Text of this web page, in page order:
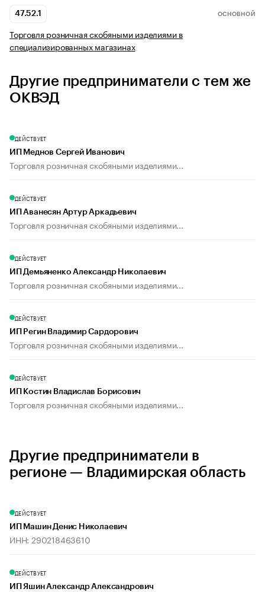
47.52.1 ОСНОВНОЙ
Торговля розничная скобяными изделиями в
специализированных магазинах
Другие предприниматели с тем же
ОКВЭД
ДЕЙСТВУЕТ
ИП Меднов Сергей Иванович
Торговля розничная скобяными изделиями...
ДЕЙСТВУЕТ
ИП Аванесян Артур Аркадьевич
Торговля розничная скобяными изделиями...
ДЕЙСТВУЕТ
ИП Демьяненко Александр Николаевич
Торговля розничная скобяными изделиями...
ДЕЙСТВУЕТ
ИП Регин Владимир Сардорович
Торговля розничная скобяными изделиями...
ДЕЙСТВУЕТ
ИП Костин Владислав Борисович
Торговля розничная скобяными изделиями...
Другие предприниматели в
регионе — Владимирская область
ДЕЙСТВУЕТ
ИП Машин Денис Николаевич
ИНН: 290218463610
ДЕЙСТВУЕТ
ИП Яшин Александр Александрович